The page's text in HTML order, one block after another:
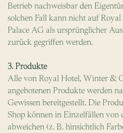
Betrieb nachweisbar den
solchen Fall kann nicht auf
Palace AG als ursprünglicher
zurück gegriffen werden.
3. Produkte
Alle von Royal Hotel, Winter &
angebotenen Produkte werden
Gewissen bereitgestellt. Die
Shop können in Einzelfällen von
abweichen (z. B. hinsichtlich